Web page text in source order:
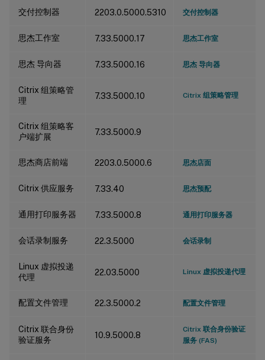
交付控制器 2203.0.5000.5310 交付控制器
思杰工作室 7.33.5000.17 思杰工作室
思杰 导向器 7.33.5000.16 思杰 导向器
Citrix 组策略管
理
7.33.5000.10 Citrix 组策略管理
Citrix 组策略客
户端扩展
7.33.5000.9
思杰商店前端 2203.0.5000.6 思杰店面
Citrix 供应服务 7.33.40 思杰预配
通用打印服务器 7.33.5000.8 通用打印服务器
会话录制服务 22.3.5000 会话录制
Linux 虚拟投递
代理
22.03.5000 Linux 虚拟投递代理
配置文件管理 22.3.5000.2 配置文件管理
Citrix 联合身份
验证服务
10.9.5000.8
Citrix 联合身份验证
服务 (FAS)